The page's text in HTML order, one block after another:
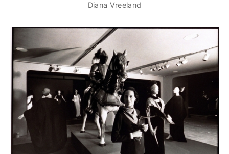
Diana Vreeland